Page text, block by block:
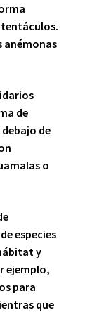
anémonas
de
de
o
especies
y
ejemplo,
para
que